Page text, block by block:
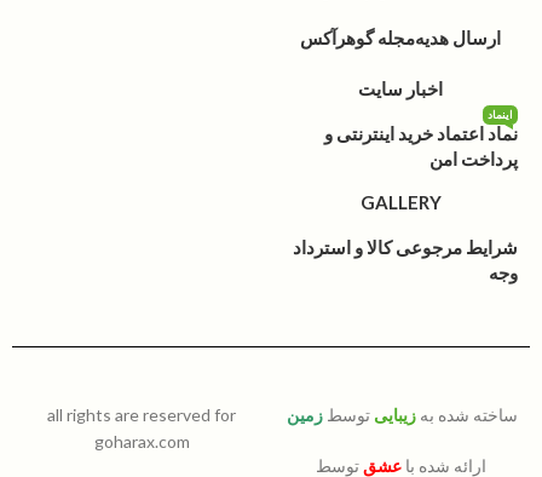
ارسال هدیهمجله گوهرآکس
اخبار سایت
نماد اعتماد خرید اینترنتی و
پرداخت امن
اینماد
GALLERY
شرایط مرجوعی کالا و استرداد
وجه
ساخته شده به زیبایی توسط زمین
ارائه شده باعشق توسط
all rights are reserved for
goharax.com